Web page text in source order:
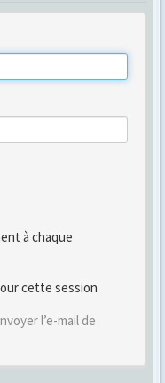
à chaque
cette session
l’e-mail de